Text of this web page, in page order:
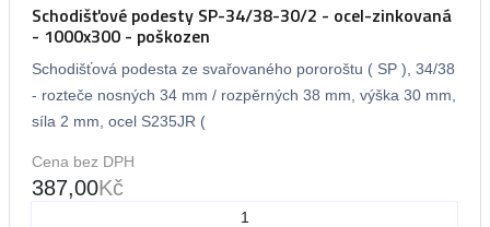
Schodišťové podesty SP-34/38-30/2 - ocel-zinkovaná
- 1000x300 - poškozen
Schodišťová podesta ze svařovaného pororoštu ( SP ), 34/38
- rozteče nosných 34 mm / rozpěrných 38 mm, výška 30 mm,
síla 2 mm, ocel S235JR (
Cena bez DPH
387,00Kč